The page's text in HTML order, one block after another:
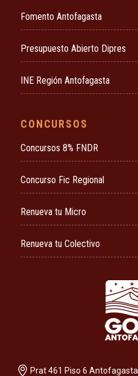
Fomento Antofagasta
Presupuesto Abierto Dipres
INE Región Antofagasta
CONCURSOS
Concursos 8% FNDR
Concurso Fic Regional
Renueva tu Micro
Renueva tu Colectivo
Prat 461 Piso 6 Antofagasta